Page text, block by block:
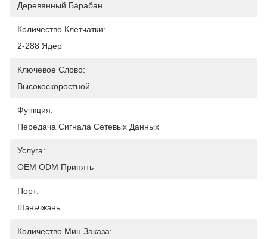
Деревянный Барабан
Количество Клетчатки:
2-288 Ядер
Ключевое Слово:
Высокоскоростной
Функция:
Передача Сигнала Сетевых Данных
Услуга:
OEM ODM Принять
Порт:
Шэньчжэнь
Количество Мин Заказа: